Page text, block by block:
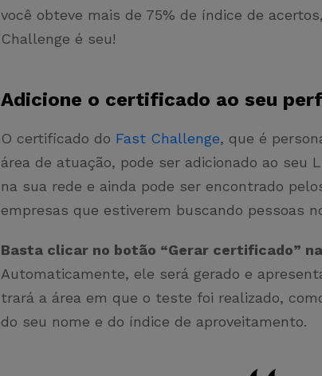
você obteve mais de 75% de índice de
Challenge é seu!
Adicione o certificado ao seu
O certificado do Fast Challenge, que é
área de atuação, pode ser adicionado ao seu
na sua rede e ainda pode ser encontrado
empresas que estiverem buscando pessoas
Basta clicar no botão “Gerar certificado”
Automaticamente, ele será gerado e
trará a área em que o teste foi realizado,
do seu nome e do índice de aproveitamento.